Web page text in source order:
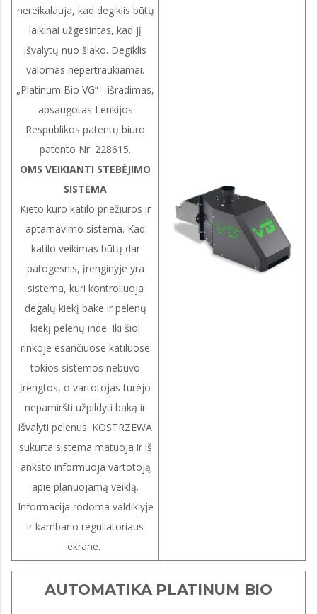
nereikalauja, kad degiklis būtų
laikinai užgesintas, kad jį
išvalytų nuo šlako. Degiklis
valomas nepertraukiamai.
„Platinum Bio VG“ - išradimas,
apsaugotas Lenkijos
Respublikos patentų biuro
patento Nr. 228615.
OMS VEIKIANTI STEBĖJIMO
SISTEMA
Kieto kuro katilo priežiūros ir
aptarnavimo sistema. Kad
katilo veikimas būtų dar
patogesnis, įrenginyje yra
sistema, kuri kontroliuoja
degalų kiekį bake ir pelenų
kiekį pelenų inde. Iki šiol
rinkoje esančiuose katiluose
tokios sistemos nebuvo
įrengtos, o vartotojas turėjo
nepamiršti užpildyti baką ir
išvalyti pelenus. KOSTRZEWA
sukurta sistema matuoja ir iš
anksto informuoja vartotoją
apie planuojamą veiklą.
Informacija rodoma valdiklyje
ir kambario reguliatoriaus
ekrane.
AUTOMATIKA PLATINUM BIO